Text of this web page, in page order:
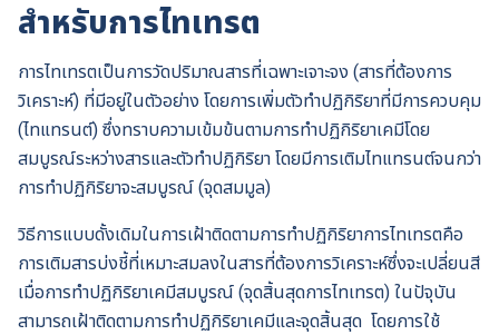
สำหรับการไทเทรต
การไทเทรตเป็นการวัดปริมาณสารที่เฉพาะเจาะจง (สารที่ต้องการ
วิเคราะห์) ที่มีอยู่ในตัวอย่าง โดยการเพิ่มตัวทำปฏิกิริยาที่มีการควบคุม
(ไทแทรนต์) ซึ่งทราบความเข้มข้นตามการทำปฏิกิริยาเคมีโดย
สมบูรณ์ระหว่างสารและตัวทำปฏิกิริยา โดยมีการเติมไทแทรนต์จนกว่า
การทำปฏิกิริยาจะสมบูรณ์ (จุดสมมูล)
วิธีการแบบดั้งเดิมในการเฝ้าติดตามการทำปฏิกิริยาการไทเทรตคือ
การเติมสารบ่งชี้ที่เหมาะสมลงในสารที่ต้องการวิเคราะห์ซึ่งจะเปลี่ยนสี
เมื่อการทำปฏิกิริยาเคมีสมบูรณ์ (จุดสิ้นสุดการไทเทรต) ในปัจุบัน
สามารถเฝ้าติดตามการทำปฏิกิริยาเคมีและจุดสิ้นสุด โดยการใช้